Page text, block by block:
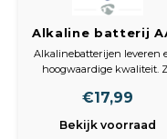
Alkaline batterij
/ 1,5 V / 48 stuks
doos
Alkalinebatterijen leveren
hoogwaardige kwaliteit.
dagelijks gebruik,
diverse elektrische
€17,99
Bekijk voorraad